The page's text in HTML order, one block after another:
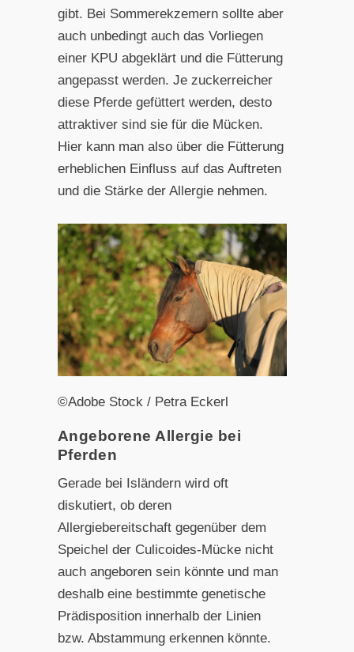
gibt. Bei Sommerekzemern sollte aber
auch unbedingt auch das Vorliegen
einer KPU abgeklärt und die Fütterung
angepasst werden. Je zuckerreicher
diese Pferde gefüttert werden, desto
attraktiver sind sie für die Mücken.
Hier kann man also über die Fütterung
erheblichen Einfluss auf das Auftreten
und die Stärke der Allergie nehmen.
©Adobe Stock / Petra Eckerl
Angeborene Allergie bei
Pferden
Gerade bei Isländern wird oft
diskutiert, ob deren
Allergiebereitschaft gegenüber dem
Speichel der Culicoides-Mücke nicht
auch angeboren sein könnte und man
deshalb eine bestimmte genetische
Prädisposition innerhalb der Linien
bzw. Abstammung erkennen könnte.